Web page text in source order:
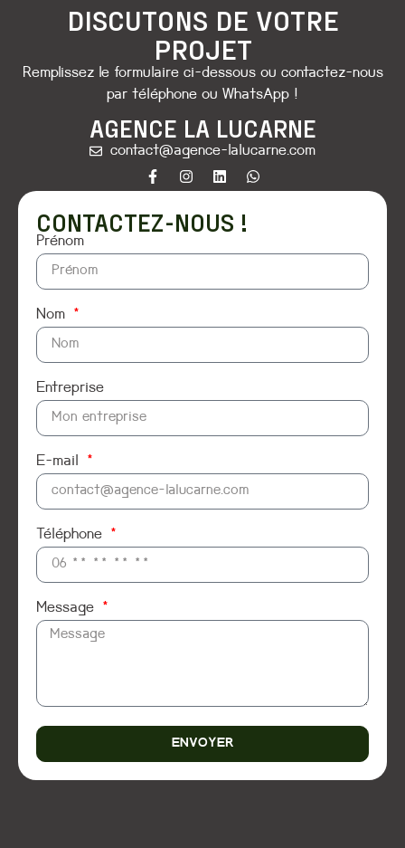
DISCUTONS DE VOTRE
PROJET
Remplissez le formulaire ci-dessous ou contactez-nous
par téléphone ou WhatsApp !
AGENCE LA LUCARNE
contact@agence-lalucarne.com
CONTACTEZ-NOUS !
Prénom
Nom
Entreprise
E-mail
Téléphone
Message
ENVOYER